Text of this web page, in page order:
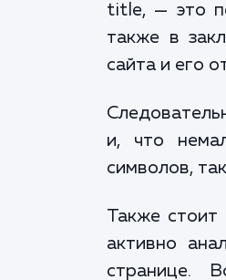
title, — это
также в
сайта и его
и, что
символов,
Также стоит
активно
странице.